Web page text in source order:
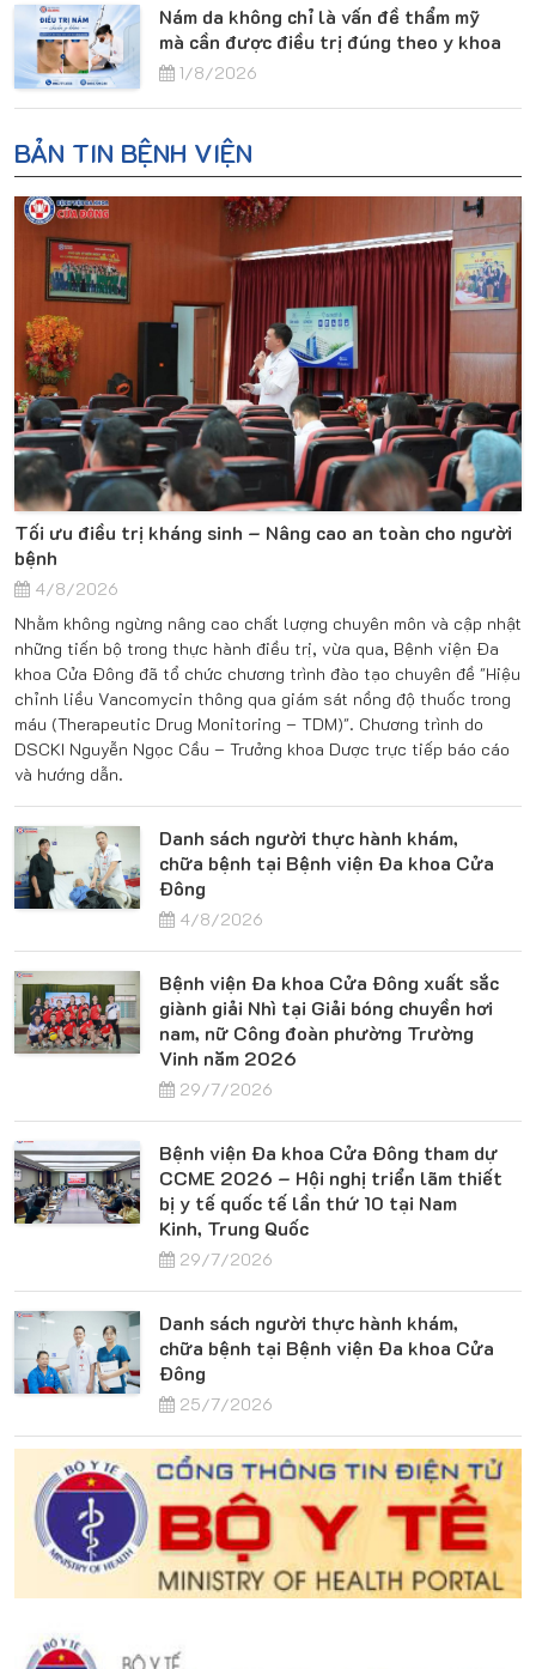
Nám da không chỉ là vấn đề thẩm mỹ
mà cần được điều trị đúng theo y khoa
1/8/2026
BẢN TIN BỆNH VIỆN
Tối ưu điều trị kháng sinh – Nâng cao an toàn cho người
bệnh
4/8/2026
Nhằm không ngừng nâng cao chất lượng chuyên môn và cập nhật
những tiến bộ trong thực hành điều trị, vừa qua, Bệnh viện Đa
khoa Cửa Đông đã tổ chức chương trình đào tạo chuyên đề "Hiệu
chỉnh liều Vancomycin thông qua giám sát nồng độ thuốc trong
máu (Therapeutic Drug Monitoring – TDM)". Chương trình do
DSCKI Nguyễn Ngọc Cầu – Trưởng khoa Dược trực tiếp báo cáo
và hướng dẫn.
Danh sách người thực hành khám,
chữa bệnh tại Bệnh viện Đa khoa Cửa
Đông
4/8/2026
Bệnh viện Đa khoa Cửa Đông xuất sắc
giành giải Nhì tại Giải bóng chuyền hơi
nam, nữ Công đoàn phường Trường
Vinh năm 2026
29/7/2026
Bệnh viện Đa khoa Cửa Đông tham dự
CCME 2026 – Hội nghị triển lãm thiết
bị y tế quốc tế lần thứ 10 tại Nam
Kinh, Trung Quốc
29/7/2026
Danh sách người thực hành khám,
chữa bệnh tại Bệnh viện Đa khoa Cửa
Đông
25/7/2026